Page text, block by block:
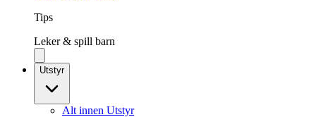
Tips
Leker & spill barn
Utstyr
Alt innen Utstyr